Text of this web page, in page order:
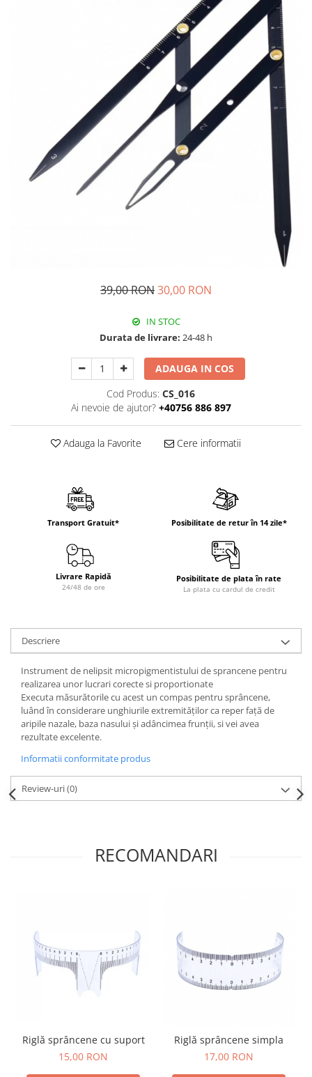
39,00 RON30,00 RON
IN STOC
Durata de livrare: 24-48 h
ADAUGA IN COS
Cod Produs: CS_016
Ai nevoie de ajutor? +40756 886 897
Adauga la Favorite Cere informatii
Transport Gratuit* Posibilitate de retur în 14 zile*
Livrare Rapidă
24/48 de ore
Posibilitate de plata în rate
La plata cu cardul de credit
Descriere
Instrument de nelipsit micropigmentistului de sprancene pentru
realizarea unor lucrari corecte si proportionate
Executa măsurătorile cu acest un compas pentru sprâncene,
luând în considerare unghiurile extremităților ca reper față de
aripile nazale, baza nasului și adâncimea frunții, si vei avea
rezultate excelente.
Informatii conformitate produs
Review-uri(0)
RECOMANDARI
Riglă sprâncene cu suport
15,00 RON
Riglă sprâncene simpla
17,00 RON